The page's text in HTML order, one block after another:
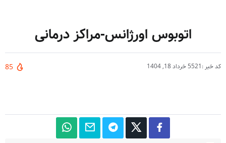
اتوبوس اورژانس-مراکز درمانی
کد خبر :5521 خرداد 18, 1404 85